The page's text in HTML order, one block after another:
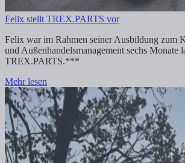
Felix stellt TREX.PARTS vor
Felix war im Rahmen seiner Ausbildung zum
und Außenhandelsmanagement sechs Monate
TREX.PARTS.***
Mehr lesen